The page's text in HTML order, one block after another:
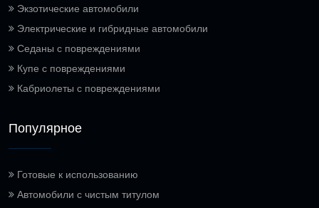
Экзотические автомобили
Электрические и гибридные автомобили
Седаны с повреждениями
Купе с повреждениями
Кабриолеты с повреждениями
Популярное
Готовые к использованию
Автомобили с чистым титулом